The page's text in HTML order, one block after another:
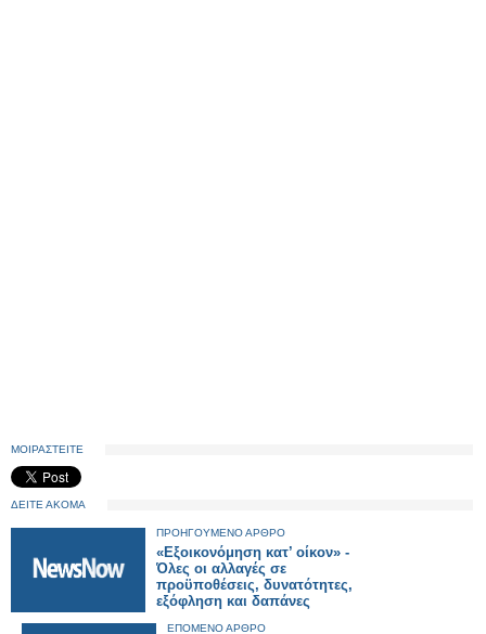
ΜΟΙΡΑΣΤΕΙΤΕ
ΔΕΙΤΕ ΑΚΟΜΑ
ΠΡΟΗΓΟΥΜΕΝΟ ΑΡΘΡΟ
«Εξοικονόμηση κατ’ οίκον» -
Όλες οι αλλαγές σε
προϋποθέσεις, δυνατότητες,
εξόφληση και δαπάνες
ΕΠΟΜΕΝΟ ΑΡΘΡΟ